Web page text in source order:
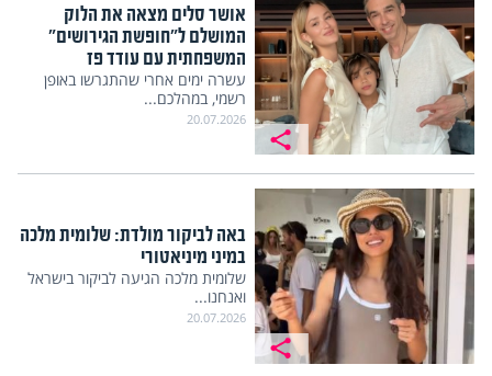
אושר סלים מצאה את הלוק
המושלם ל"חופשת הגירושים"
המשפחתית עם עודד פז
עשרה ימים אחרי שהתגרשו באופן
רשמי, במהלכם...
20.07.2026
באה לביקור מולדת: שלומית מלכה
במיני מיניאטורי
שלומית מלכה הגיעה לביקור בישראל
ואנחנו...
20.07.2026